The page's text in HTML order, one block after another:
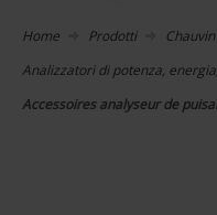
Home Prodotti
Analizzatori di potenza,
Accessoires analyseur de